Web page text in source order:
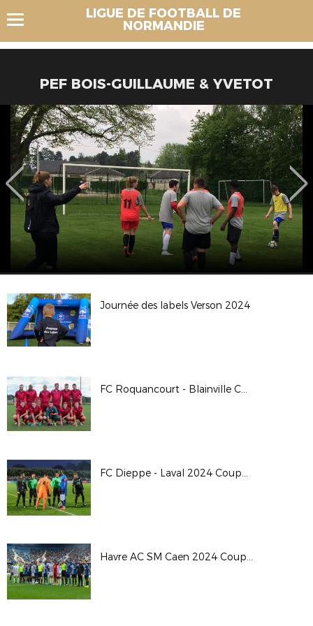
LIGUE DE FOOTBALL DE
NORMANDIE
PEF BOIS-GUILLAUME & YVETOT
Journée des labels Verson 2024
FC Roquancourt - Blainville Coupe de France 24/25
FC Dieppe - Laval 2024 Coupe de France
Havre AC SM Caen 2024 Coupe de France